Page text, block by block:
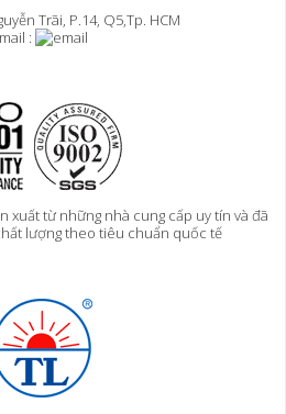
Trãi, P.14, Q5,Tp. HCM
:
xuất từ những nhà cung cấp uy tín và đã
lượng theo tiêu chuẩn quốc tế